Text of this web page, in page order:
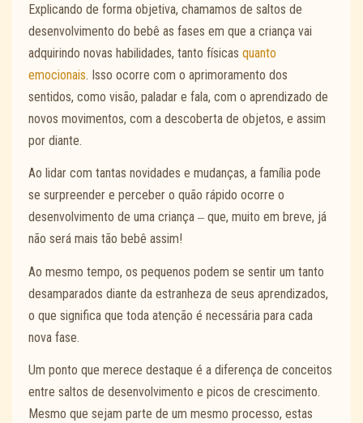
Explicando de forma objetiva, chamamos de saltos de
desenvolvimento do bebê as fases em que a criança vai
adquirindo novas habilidades, tanto físicas quanto
emocionais. Isso ocorre com o aprimoramento dos
sentidos, como visão, paladar e fala, com o aprendizado de
novos movimentos, com a descoberta de objetos, e assim
por diante.
Ao lidar com tantas novidades e mudanças, a família pode
se surpreender e perceber o quão rápido ocorre o
desenvolvimento de uma criança ‒ que, muito em breve, já
não será mais tão bebê assim!
Ao mesmo tempo, os pequenos podem se sentir um tanto
desamparados diante da estranheza de seus aprendizados,
o que significa que toda atenção é necessária para cada
nova fase.
Um ponto que merece destaque é a diferença de conceitos
entre saltos de desenvolvimento e picos de crescimento.
Mesmo que sejam parte de um mesmo processo, estas